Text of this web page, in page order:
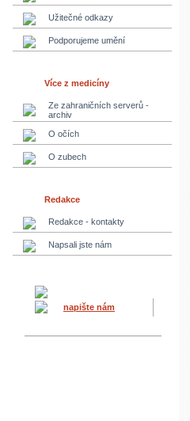
Užitečné odkazy
Podporujeme umění
Více z medicíny
Ze zahraničních serverů -
archiv
O očích
O zubech
Redakce
Redakce - kontakty
Napsali jste nám
napište nám